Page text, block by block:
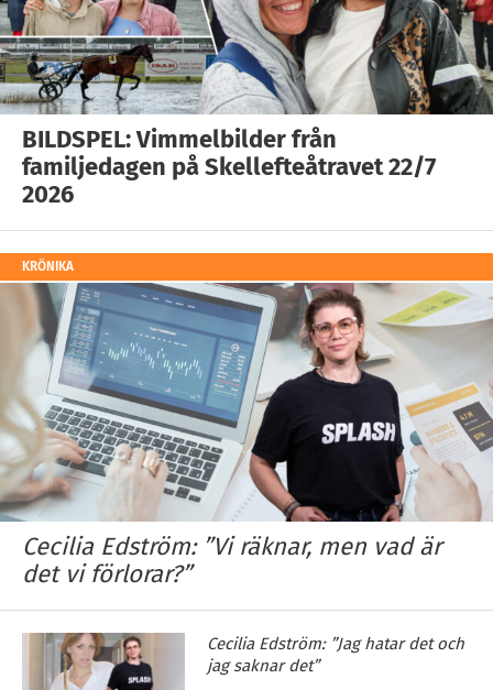
BILDSPEL: Vimmelbilder från
familjedagen på Skellefteåtravet 22/7
2026
KRÖNIKA
Cecilia Edström: ”Vi räknar, men vad är
det vi förlorar?”
Cecilia Edström: ”Jag hatar det och
jag saknar det”